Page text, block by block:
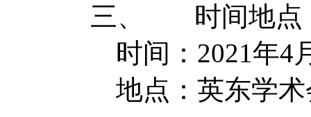
三、 时间地点
时间： 2021年4
地点：英东学